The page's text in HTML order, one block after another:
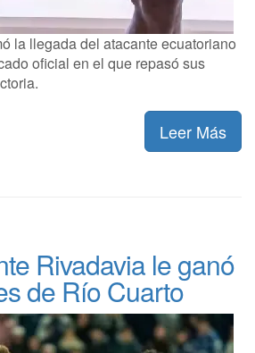
la llegada del atacante ecuatoriano
oficial en el que repasó sus
Leer Más
Rivadavia le ganó
de Río Cuarto